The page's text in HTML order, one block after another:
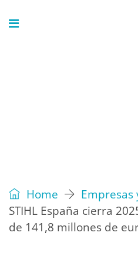
Home
Empresas
STIHL España cierra
de 141,8 millones de